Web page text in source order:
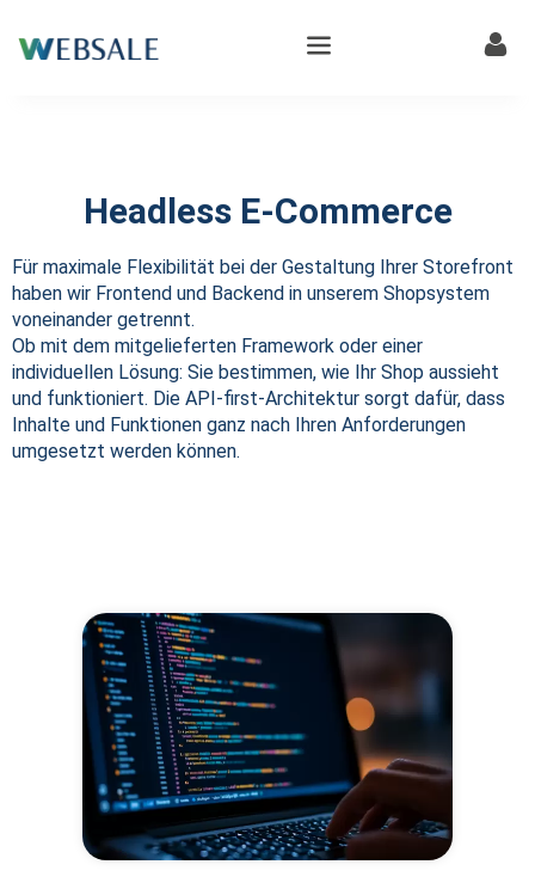
Headless E-Commerce
Für maximale Flexibilität bei der Gestaltung Ihrer Storefront
haben wir Frontend und Backend in unserem Shopsystem
voneinander getrennt.
Ob mit dem mitgelieferten Framework oder einer
individuellen Lösung: Sie bestimmen, wie Ihr Shop aussieht
und funktioniert. Die API-first-Architektur sorgt dafür, dass
Inhalte und Funktionen ganz nach Ihren Anforderungen
umgesetzt werden können.